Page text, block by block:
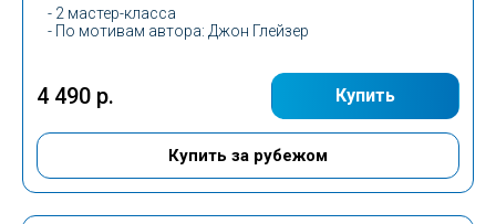
- 2 мастер-класса
- По мотивам автора: Джон Глейзер
Купить
4 490 р.
Купить за рубежом